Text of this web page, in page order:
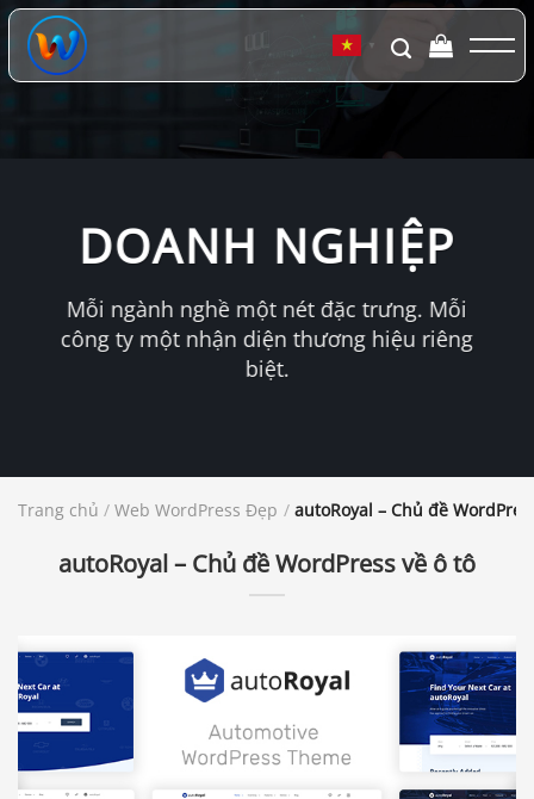
Chuyển
đến
dung
▼
DOANH NGHIỆP
Mỗi ngành nghề một nét đặc trưng. Mỗi
công ty một nhận diện thương hiệu riêng
biệt.
Trang chủ / Web WordPress Đẹp / autoRoyal – Chủ đề
autoRoyal – Chủ đề WordPress về ô tô